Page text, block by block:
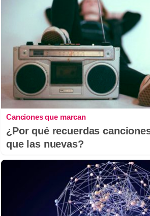
Canciones que marcan
¿Por qué recuerdas
que las nuevas?